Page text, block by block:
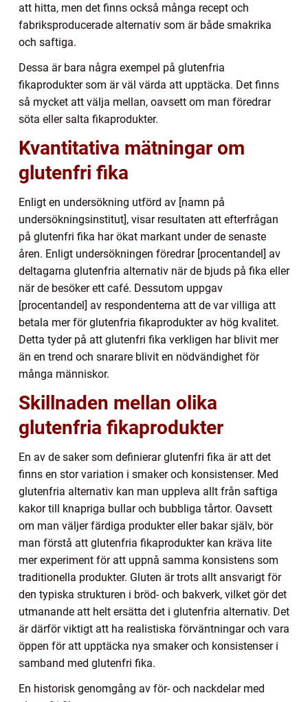
att hitta, men det finns också många recept och
fabriksproducerade alternativ som är både smakrika
och saftiga.
Dessa är bara några exempel på glutenfria
fikaprodukter som är väl värda att upptäcka. Det finns
så mycket att välja mellan, oavsett om man föredrar
söta eller salta fikaprodukter.
Kvantitativa mätningar om
glutenfri fika
Enligt en undersökning utförd av [namn på
undersökningsinstitut], visar resultaten att efterfrågan
på glutenfri fika har ökat markant under de senaste
åren. Enligt undersökningen föredrar [procentandel] av
deltagarna glutenfria alternativ när de bjuds på fika eller
när de besöker ett café. Dessutom uppgav
[procentandel] av respondenterna att de var villiga att
betala mer för glutenfria fikaprodukter av hög kvalitet.
Detta tyder på att glutenfri fika verkligen har blivit mer
än en trend och snarare blivit en nödvändighet för
många människor.
Skillnaden mellan olika
glutenfria fikaprodukter
En av de saker som definierar glutenfri fika är att det
finns en stor variation i smaker och konsistenser. Med
glutenfria alternativ kan man uppleva allt från saftiga
kakor till knapriga bullar och bubbliga tårtor. Oavsett
om man väljer färdiga produkter eller bakar själv, bör
man förstå att glutenfria fikaprodukter kan kräva lite
mer experiment för att uppnå samma konsistens som
traditionella produkter. Gluten är trots allt ansvarigt för
den typiska strukturen i bröd- och bakverk, vilket gör det
utmanande att helt ersätta det i glutenfria alternativ. Det
är därför viktigt att ha realistiska förväntningar och vara
öppen för att upptäcka nya smaker och konsistenser i
samband med glutenfri fika.
En historisk genomgång av för- och nackdelar med